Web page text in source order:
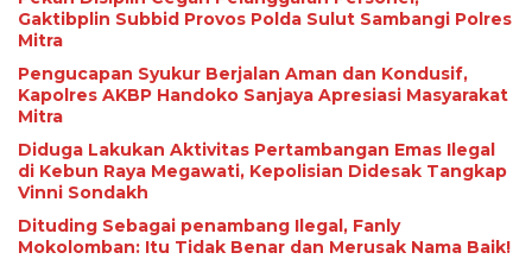
Gaktibplin Subbid Provos Polda Sulut Sambangi ‎Polres
Mitra
Pengucapan Syukur Berjalan Aman dan Kondusif,
Kapolres AKBP Handoko Sanjaya Apresiasi Masyarakat
Mitra
Diduga Lakukan Aktivitas Pertambangan Emas Ilegal
di Kebun Raya Megawati, Kepolisian Didesak Tangkap
Vinni Sondakh
Dituding Sebagai penambang Ilegal, Fanly
Mokolomban: Itu Tidak Benar dan Merusak Nama Baik!